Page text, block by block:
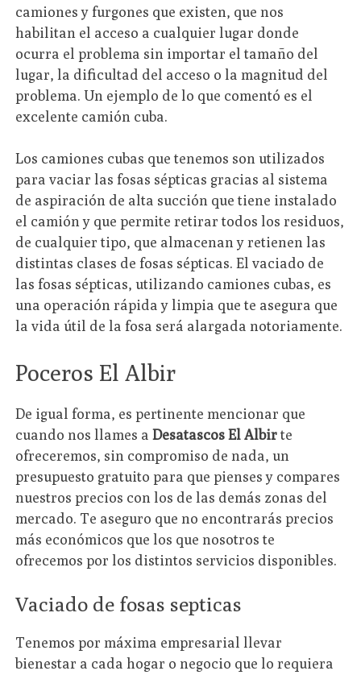
camiones y furgones que existen, que nos
habilitan el acceso a cualquier lugar donde
ocurra el problema sin importar el tamaño del
lugar, la dificultad del acceso o la magnitud del
problema. Un ejemplo de lo que comentó es el
excelente camión cuba.
Los camiones cubas que tenemos son utilizados
para vaciar las fosas sépticas gracias al sistema
de aspiración de alta succión que tiene instalado
el camión y que permite retirar todos los residuos,
de cualquier tipo, que almacenan y retienen las
distintas clases de fosas sépticas. El vaciado de
las fosas sépticas, utilizando camiones cubas, es
una operación rápida y limpia que te asegura que
la vida útil de la fosa será alargada notoriamente.
Poceros El Albir
De igual forma, es pertinente mencionar que
cuando nos llames aDesatascos El Albirte
ofreceremos, sin compromiso de nada, un
presupuesto gratuito para que pienses y compares
nuestros precios con los de las demás zonas del
mercado. Te aseguro que no encontrarás precios
más económicos que los que nosotros te
ofrecemos por los distintos servicios disponibles.
Vaciado de fosas septicas
Tenemos por máxima empresarial llevar
bienestar a cada hogar o negocio que lo requiera